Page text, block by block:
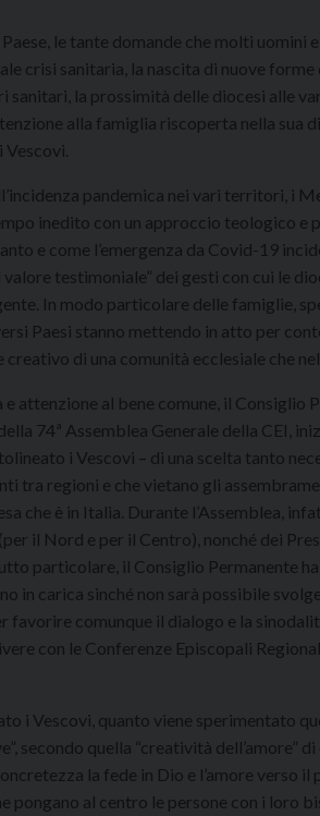
le tante domande che molti uomini
crisi sanitaria, la nascita di nuove forme
sanitari, la prossimità delle diocesi alle
alla famiglia riscoperta nella sua
pandemica nei vari territori, i
inedito con un approccio teologico e
e come l’emergenza da Covid-19
testimoniale” dei gesti con cui le
In modo particolare delle famiglie,
Paesi stanno mettendo in atto per
di una comunità ecclesiale che
attenzione al bene comune, il Consiglio
74ª Assemblea Generale della CEI,
i Vescovi – di una scelta tanto
tra regioni e che vietano gli
che è in Italia. Durante l’Assemblea,
il Nord e per il Centro), nonché dei
particolare, il Consiglio Permanente
in carica sinché non sarà possibile
favorire comunque il dialogo e la
con le Conferenze Episcopali
i Vescovi, quanto viene sperimentato
secondo quella “creatività dell’amore”
la fede in Dio e l’amore verso
pongano al centro le persone con i loro